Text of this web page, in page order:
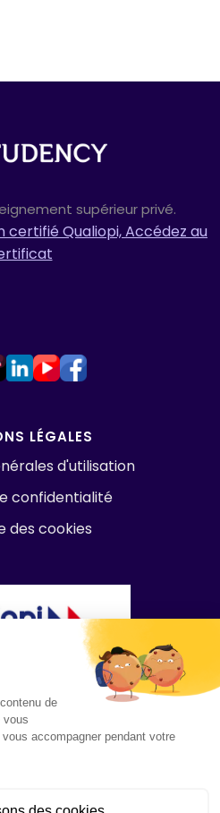
de
vous
accompagner pendant votre
supérieur privé.
Qualiopi, Accédez au
LÉGALES
d'utilisation
confidentialité
des cookies